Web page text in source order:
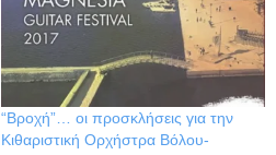
“Βροχή”… οι προσκλήσεις για την
Κιθαριστική Ορχήστρα Βόλου-